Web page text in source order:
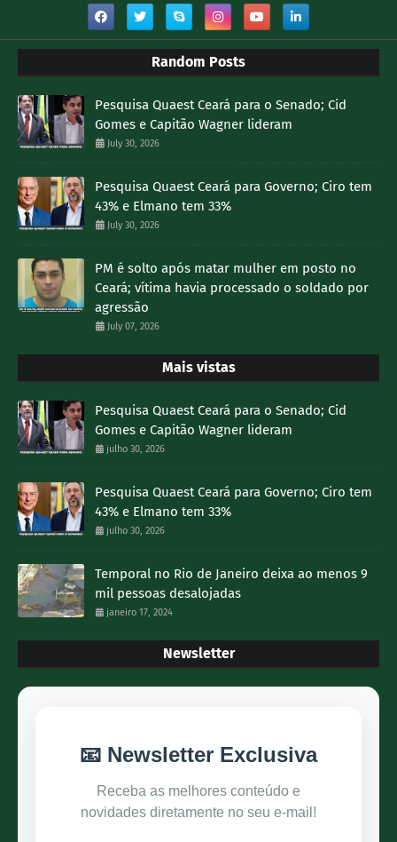
Random Posts
Pesquisa Quaest Ceará para o Senado; Cid
Gomes e Capitão Wagner lideram
July 30, 2026
Pesquisa Quaest Ceará para Governo; Ciro tem
43% e Elmano tem 33%
July 30, 2026
PM é solto após matar mulher em posto no
Ceará; vítima havia processado o soldado por
agressão
July 07, 2026
Mais vistas
Pesquisa Quaest Ceará para o Senado; Cid
Gomes e Capitão Wagner lideram
julho 30, 2026
Pesquisa Quaest Ceará para Governo; Ciro tem
43% e Elmano tem 33%
julho 30, 2026
Temporal no Rio de Janeiro deixa ao menos 9
mil pessoas desalojadas
janeiro 17, 2024
Newsletter